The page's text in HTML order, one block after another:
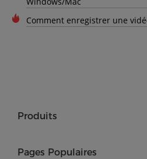
Comment enregistrer une
Produits
Pages Populaires